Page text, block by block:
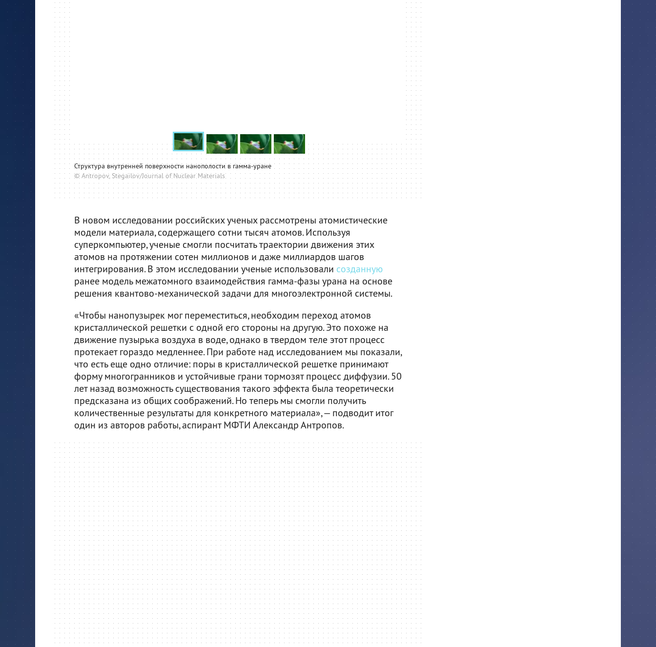
Структура внутренней поверхности нанополости в гамма-уране
© Antropov, Stegailov/Journal of Nuclear Materials
В новом исследовании российских ученых рассмотрены атомистические
модели материала, содержащего сотни тысяч атомов. Используя
суперкомпьютер, ученые смогли посчитать траектории движения этих
атомов на протяжении сотен миллионов и даже миллиардов шагов
интегрирования. В этом исследовании ученые использовали созданную
ранее модель межатомного взаимодействия гамма-фазы урана на основе
решения квантово-механической задачи для многоэлектронной системы.
«Чтобы нанопузырек мог переместиться, необходим переход атомов
кристаллической решетки с одной его стороны на другую. Это похоже на
движение пузырька воздуха в воде, однако в твердом теле этот процесс
протекает гораздо медленнее. При работе над исследованием мы показали,
что есть еще одно отличие: поры в кристаллической решетке принимают
форму многогранников и устойчивые грани тормозят процесс диффузии. 50
лет назад возможность существования такого эффекта была теоретически
предсказана из общих соображений. Но теперь мы смогли получить
количественные результаты для конкретного материала», — подводит итог
один из авторов работы, аспирант МФТИ Александр Антропов.